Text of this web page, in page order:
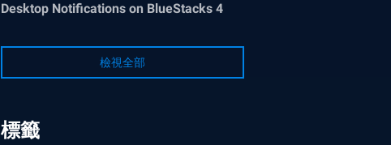
Desktop Notifications on BlueStacks 4
檢視全部
標籤